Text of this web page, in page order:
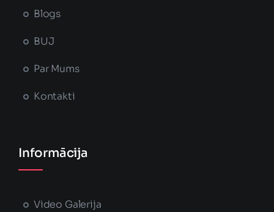
Blogs
BUJ
Par Mums
Kontakti
Informācija
Video Galerija